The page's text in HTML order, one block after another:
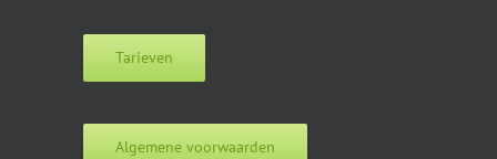
Tarieven
Algemene voorwaarden